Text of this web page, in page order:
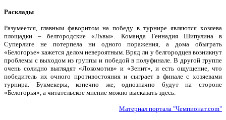
Расклады
Разумеется, главным фаворитом на победу в турнире являются хозяева
площадки – белгородские «Львы». Команда Геннадия Шипулина в
Суперлиге не потерпела ни одного поражения, а дома обыграть
«Белогорье» кажется делом невероятным. Вряд ли у белгородцев возникнут
проблемы с выходом из группы и победой в полуфинале. В другой группе
очень солидно выглядят «Локомотив» и «Зенит», и есть ощущение, что
победитель их очного противостояния и сыграет в финале с хозяевами
турнира. Букмекеры, конечно же, однозначно будут на стороне
«Белогорья», а читательское мнение можно высказать здесь.
Материал портала "Чемпионат.com"